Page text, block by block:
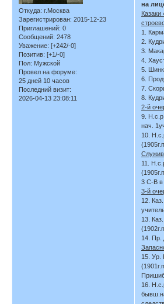
Откуда: г.Москва
Зарегистрирован: 2015-12-23
Приглашений: 0
Сообщений: 2478
Уважение: [+242/-0]
Позитив: [+1/-0]
Пол: Мужской
Провел на форуме:
25 дней 10 часов
Последний визит:
2026-04-13 23:08:11
на
1.
2.
3.
4.
5.
6.
7.
8.
2-й
9. Н.с.р.
нач.
10.
11.
3 С-В в
3-й
12.
13.
14. Пр.
15. Ур.
16.